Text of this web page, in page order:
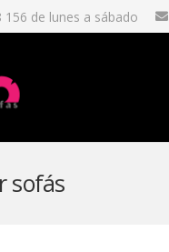
156 de lunes a sábado
sofás